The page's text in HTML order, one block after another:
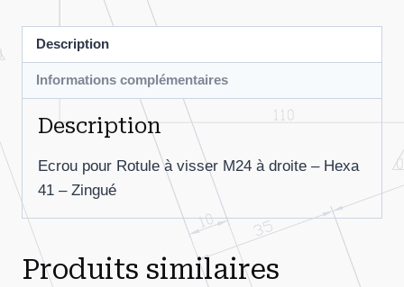
Rotule
visser
Description
Informations complémentaires
Description
Ecrou pour Rotule à visser M24 à droite – Hexa
41 – Zingué
Produits similaires